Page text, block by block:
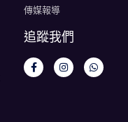
傳媒報導
追蹤我們